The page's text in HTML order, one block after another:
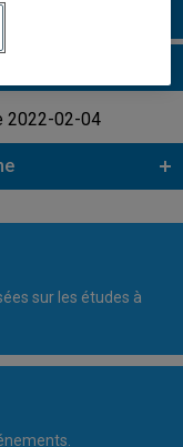
2022-02-04
sur les études à